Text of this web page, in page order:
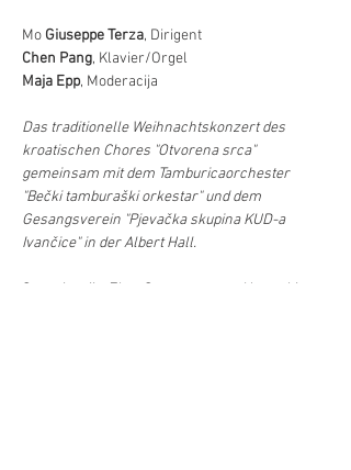
Mo Giuseppe Terza, Dirigent
Chen Pang, Klavier/Orgel
Maja Epp, Moderacija
Das traditionelle Weihnachtskonzert des
kroatischen Chores "Otvorena srca"
gemeinsam mit dem Tamburicaorchester
"Bečki tamburaški orkestar" und dem
Gesangsverein "Pjevačka skupina KUD-a
Ivančice" in der Albert Hall.
Organizacija: Zbor Otvorena srca, Hrvatski